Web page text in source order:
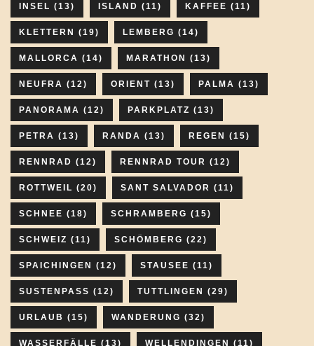
INSEL (13) ISLAND (11) KAFFEE (11)
KLETTERN (19) LEMBERG (14)
MALLORCA (14) MARATHON (13)
NEUFRA (12) ORIENT (13) PALMA (13)
PANORAMA (12) PARKPLATZ (13)
PETRA (13) RANDA (13) REGEN (15)
RENNRAD (12) RENNRAD TOUR (12)
ROTTWEIL (20) SANT SALVADOR (11)
SCHNEE (18) SCHRAMBERG (15)
SCHWEIZ (11) SCHÖMBERG (22)
SPAICHINGEN (12) STAUSEE (11)
SUSTENPASS (12) TUTTLINGEN (29)
URLAUB (15) WANDERUNG (32)
WASSERFÄLLE (13) WELLENDINGEN (11)